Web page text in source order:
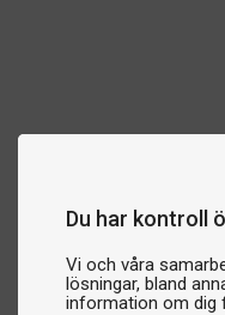
Du har kontroll
Vi och våra
lösningar, bland
information om dig